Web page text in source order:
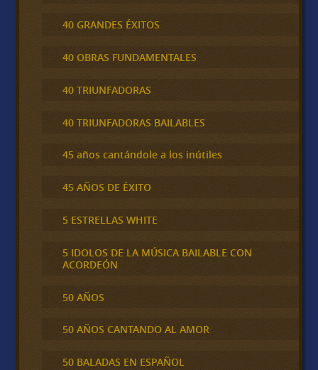
40 GRANDES ÉXITOS
40 OBRAS FUNDAMENTALES
40 TRIUNFADORAS
40 TRIUNFADORAS BAILABLES
45 años cantándole a los inútiles
45 AÑOS DE ÉXITO
5 ESTRELLAS WHITE
5 IDOLOS DE LA MÚSICA BAILABLE CON
ACORDEÓN
50 AÑOS
50 AÑOS CANTANDO AL AMOR
50 BALADAS EN ESPAÑOL